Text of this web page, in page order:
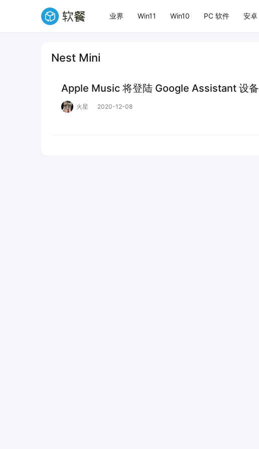
业界 Win11 Win10 PC 软件 安卓
Nest Mini
Apple Music 将登陆 Google Assistant 设备
火星 2020-12-08